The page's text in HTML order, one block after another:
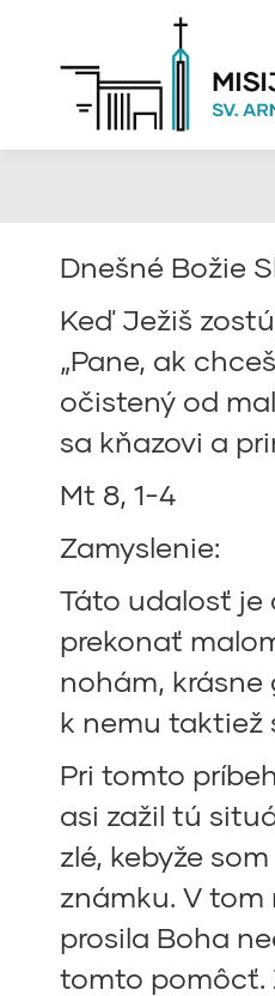
Dnešné Božie
Keď Ježiš
„Pane, ak
očistený od
sa kňazovi a
Mt 8, 1-4
Zamyslenie:
Táto udalosť je
prekonať
nohám, krásne
k nemu taktiež
Pri tomto
asi zažil tú
zlé, kebyže
známku. V
prosila Boha
tomto pomôcť.